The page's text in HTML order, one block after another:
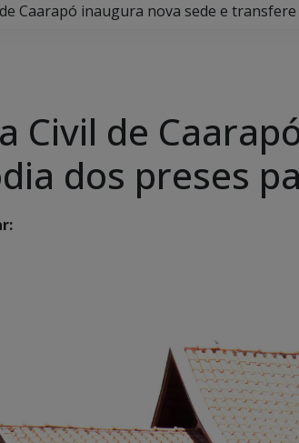
Caarapó inaugura nova sede e
Civil de
dos preses